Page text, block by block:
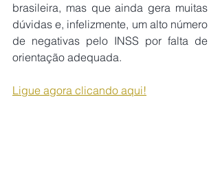
brasileira, mas que ainda gera muitas
dúvidas e, infelizmente, um alto número
de negativas pelo INSS por falta de
orientação adequada.
Ligue agora clicando aqui!